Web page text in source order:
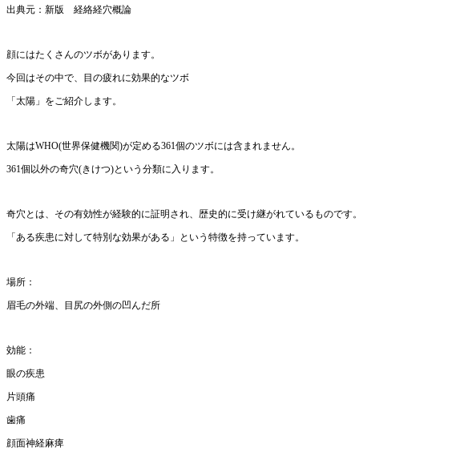
出典元：新版 経絡経穴概論
顔にはたくさんのツボがあります。
今回はその中で、目の疲れに効果的なツボ
「太陽」をご紹介します。
太陽はWHO(世界保健機関)が定める361個のツボには含まれません。
361個以外の奇穴(きけつ)という分類に入ります。
奇穴とは、その有効性が経験的に証明され、歴史的に受け継がれているものです。
「ある疾患に対して特別な効果がある」という特徴を持っています。
場所：
眉毛の外端、目尻の外側の凹んだ所
効能：
眼の疾患
片頭痛
歯痛
顔面神経麻痺